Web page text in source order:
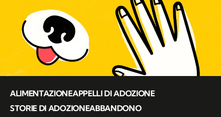
ALIMENTAZIONEAPPELLI DI ADOZIONE
STORIE DI ADOZIONEABBANDONO